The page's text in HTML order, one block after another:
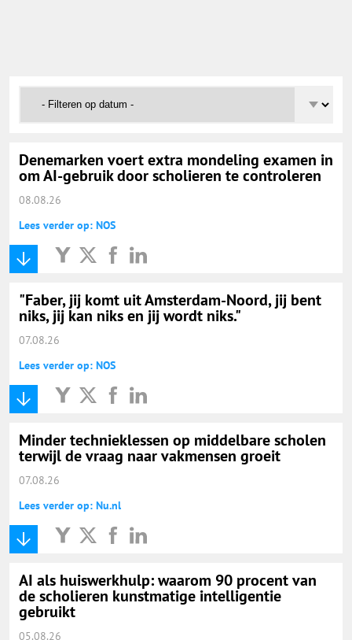
Yurls.net
Vacaturewijzer Basisonderwijs
Denemarken voert extra mondeling examen in
om AI-gebruik door scholieren te controleren
08.08.26
Lees verder op: NOS
"Faber, jij komt uit Amsterdam-Noord, jij bent
niks, jij kan niks en jij wordt niks."
07.08.26
Lees verder op: NOS
Minder technieklessen op middelbare scholen
terwijl de vraag naar vakmensen groeit
07.08.26
Lees verder op: Nu.nl
AI als huiswerkhulp: waarom 90 procent van
de scholieren kunstmatige intelligentie
gebruikt
05.08.26